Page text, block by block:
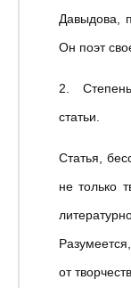
Давыдова,
Он поэт
2.
статьи.
Статья,
не только
от